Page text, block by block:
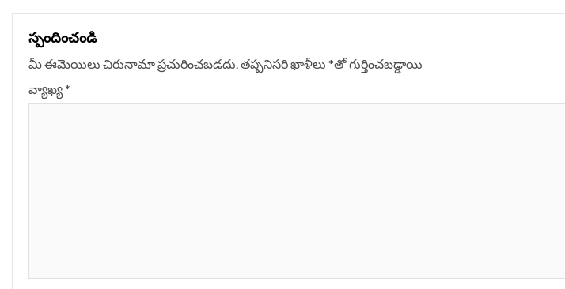
స్పందించండి
మీ ఈమెయిలు చిరునామా ప్రచురించబడదు.తప్పనిసరి ఖాళీలు *‌తో గుర్తించబడ్డాయి
వ్యాఖ్య*